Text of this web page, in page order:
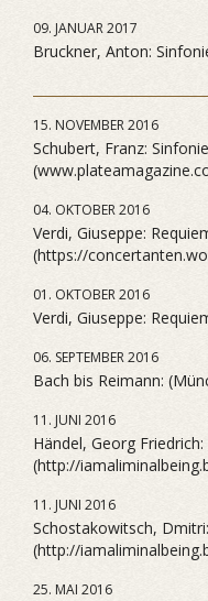
09. JANUAR 2017
Bruckner, Anton:
15. NOVEMBER 2016
Schubert, Franz:
04. OKTOBER 2016
Verdi, Giuseppe:
(https://
01. OKTOBER 2016
Verdi, Giuseppe:
06. SEPTEMBER 2016
Bach bis Reimann:
11. JUNI 2016
Händel, Georg
(http://
11. JUNI 2016
Schostakowitsch,
(http://
25. MAI 2016